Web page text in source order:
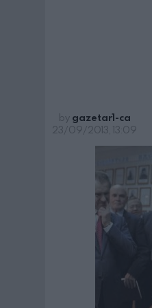
by gazetar1-ca
23/09/2013, 13:09